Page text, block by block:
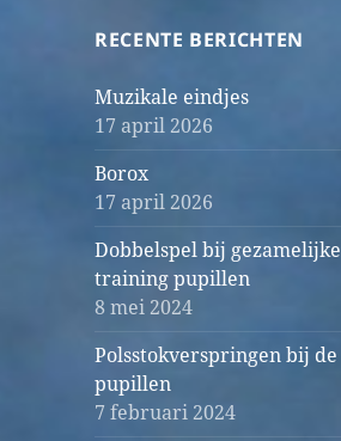
RECENTE BERICHTEN
Muzikale eindjes
17 april 2026
Borox
17 april 2026
Dobbelspel bij gezamelijke
training pupillen
8 mei 2024
Polsstokverspringen bij de
pupillen
7 februari 2024